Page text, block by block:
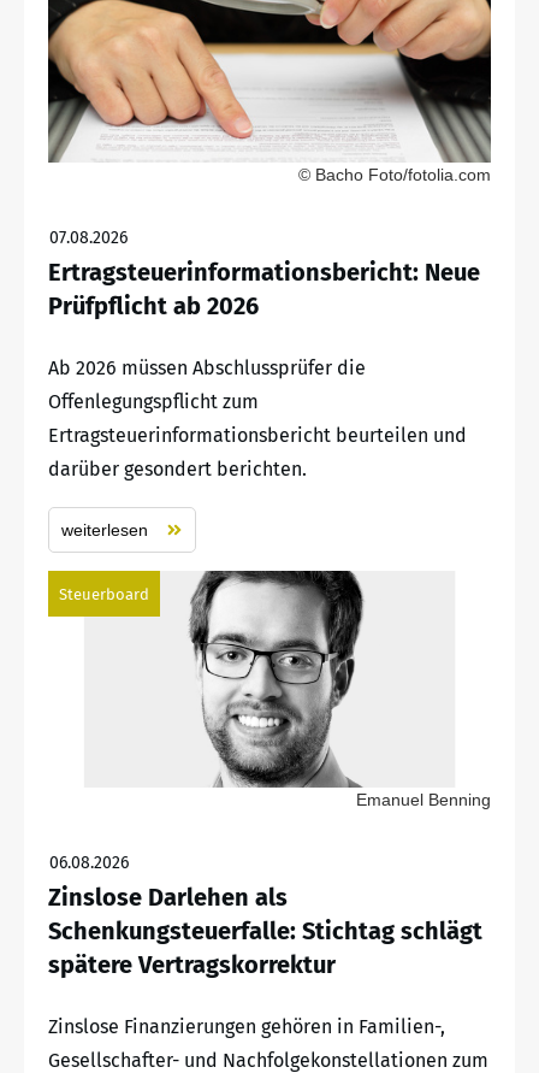
© Bacho Foto/fotolia.com
07.08.2026
Ertragsteuerinformationsbericht: Neue
Prüfpflicht ab 2026
Ab 2026 müssen Abschlussprüfer die
Offenlegungspflicht zum
Ertragsteuerinformationsbericht beurteilen und
darüber gesondert berichten.
weiterlesen
Steuerboard
Emanuel Benning
06.08.2026
Zinslose Darlehen als
Schenkungsteuerfalle: Stichtag schlägt
spätere Vertragskorrektur
Zinslose Finanzierungen gehören in Familien-,
Gesellschafter- und Nachfolgekonstellationen zum